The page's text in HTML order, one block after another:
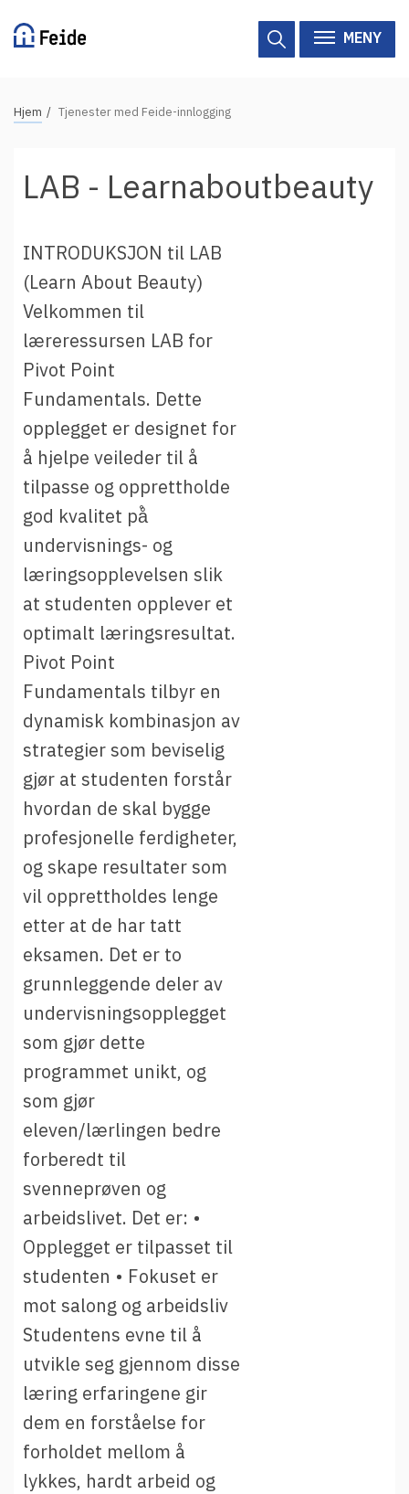
MENY
Tilgjengelige tjenester
Tjenesteleverandører
Om Feide
Driftsmeldinger
Kontakt oss
Arrangementer
Aktuelt
Veikart
Prosjekt
Personvern
Se informasjonen lagret om deg
Ordbok
Underlag for tilgjengelighetserklæring
N
o
n
Hjem Tjenester med Feide-innlogging
LAB - Learnaboutbeauty
INTRODUKSJON til LAB
(Learn About Beauty)
Velkommen til
læreressursen LAB for
Pivot Point
Fundamentals. Dette
opplegget er designet for
å hjelpe veileder til å
tilpasse og opprettholde
god kvalitet på̊
undervisnings- og
læringsopplevelsen slik
at studenten opplever et
optimalt læringsresultat.
Pivot Point
Fundamentals tilbyr en
dynamisk kombinasjon av
strategier som beviselig
gjør at studenten forstår
hvordan de skal bygge
profesjonelle ferdigheter,
og skape resultater som
vil opprettholdes lenge
etter at de har tatt
eksamen. Det er to
grunnleggende deler av
undervisningsopplegget
som gjør dette
programmet unikt, og
som gjør
eleven/lærlingen bedre
forberedt til
svenneprøven og
arbeidslivet. Det er: •
Opplegget er tilpasset til
studenten • Fokuset er
mot salong og arbeidsliv
Studentens evne til å
utvikle seg gjennom disse
læring erfaringene gir
dem en forståelse for
forholdet mellom å
lykkes, hardt arbeid og